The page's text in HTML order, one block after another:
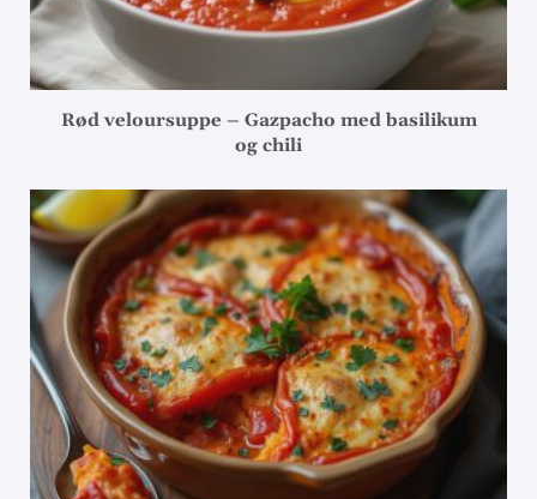
Rød veloursuppe – Gazpacho med basilikum
og chili